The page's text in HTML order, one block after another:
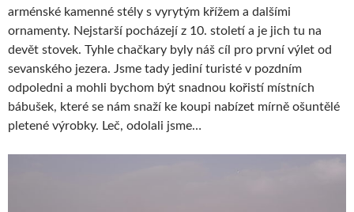
arménské kamenné stély s vyrytým křížem a dalšími
ornamenty. Nejstarší pocházejí z 10. století a je jich tu na
devět stovek. Tyhle chačkary byly náš cíl pro první výlet od
sevanského jezera. Jsme tady jediní turisté v pozdním
odpoledni a mohli bychom být snadnou kořistí místních
bábušek, které se nám snaží ke koupi nabízet mírně ošuntělé
pletené výrobky. Leč, odolali jsme…